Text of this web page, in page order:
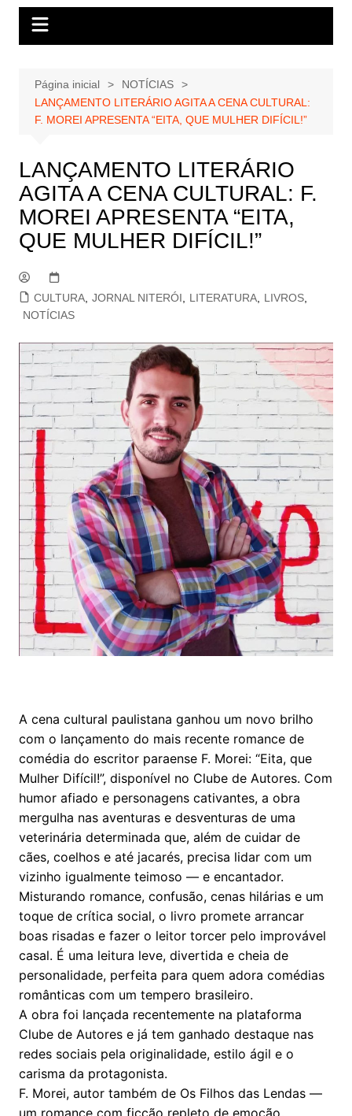
Página inicial
NOTÍCIAS
LANÇAMENTO LITERÁRIO AGITA A CENA CULTURAL:
F. MOREI APRESENTA “EITA, QUE MULHER DIFÍCIL!”
LANÇAMENTO LITERÁRIO
AGITA A CENA CULTURAL: F.
MOREI APRESENTA “EITA,
QUE MULHER DIFÍCIL!”
CULTURA, JORNAL NITERÓI LITERATURA, LIVROS,
NOTÍCIAS
A cena cultural paulistana ganhou um novo brilho
com o lançamento do mais recente romance de
comédia do escritor paraense F. Morei: “Eita, que
Mulher Difícil!”, disponível no Clube de Autores. Com
humor afiado e personagens cativantes, a obra
mergulha nas aventuras e desventuras de uma
veterinária determinada que, além de cuidar de
cães, coelhos e até jacarés, precisa lidar com um
vizinho igualmente teimoso — e encantador.
Misturando romance, confusão, cenas hilárias e um
toque de crítica social, o livro promete arrancar
boas risadas e fazer o leitor torcer pelo improvável
casal. É uma leitura leve, divertida e cheia de
personalidade, perfeita para quem adora comédias
românticas com um tempero brasileiro.
A obra foi lançada recentemente na plataforma
Clube de Autores e já tem ganhado destaque nas
redes sociais pela originalidade, estilo ágil e o
carisma da protagonista.
F. Morei, autor também de Os Filhos das Lendas —